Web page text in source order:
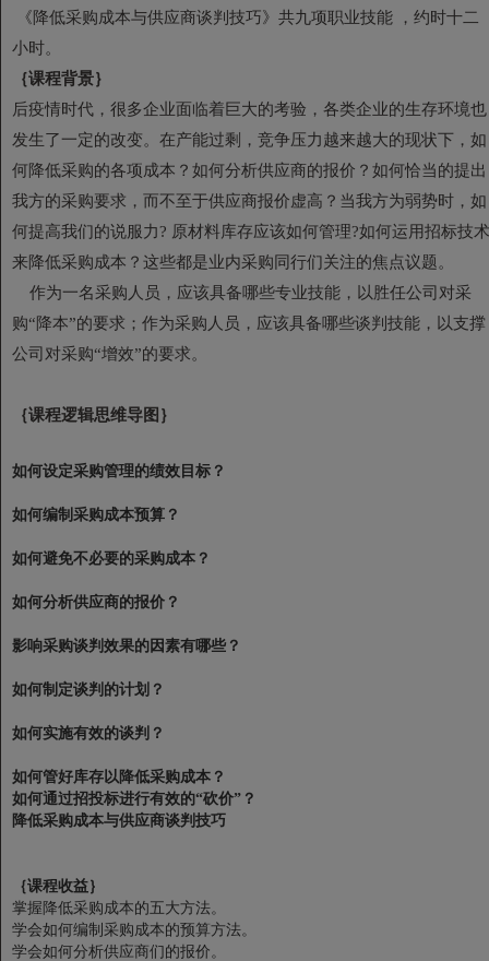
《降低采购成本与供应商谈判技巧》共九项职业技能 ，约时十二
小时。
｛课程背景｝
后疫情时代，很多企业面临着巨大的考验，各类企业的生存环境也
发生了一定的改变。在产能过剩，竞争压力越来越大的现状下，如
何降低采购的各项成本？如何分析供应商的报价？如何恰当的提出
我方的采购要求，而不至于供应商报价虚高？当我方为弱势时，如
何提高我们的说服力? 原材料库存应该如何管理?如何运用招标技术
来降低采购成本？这些都是业内采购同行们关注的焦点议题。
作为一名采购人员，应该具备哪些专业技能，以胜任公司对采
购“降本”的要求；作为采购人员，应该具备哪些谈判技能，以支撑
公司对采购“增效”的要求。
｛课程逻辑思维导图｝
如何设定采购管理的绩效目标？
如何编制采购成本预算？
如何避免不必要的采购成本？
如何分析供应商的报价？
影响采购谈判效果的因素有哪些？
如何制定谈判的计划？
如何实施有效的谈判？
如何管好库存以降低采购成本？
如何通过招投标进行有效的“砍价”？
降低采购成本与供应商谈判技巧
｛课程收益｝
掌握降低采购成本的五大方法。
学会如何编制采购成本的预算方法。
学会如何分析供应商们的报价。